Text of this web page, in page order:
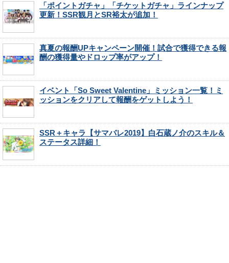
「ポイントガチャ」「チケットガチャ」ラインナップ
更新！SSR観月とSR裕太が追加！
真夏の報酬UPキャンペーン開催！試合で獲得できる報
酬の獲得量やドロップ率がアップ！
イベント「So Sweet Valentine」ミッション一覧！ミ
ッションをクリアして報酬をゲットしよう！
SSR＋キャラ【サマバレ2019】白石蔵ノ介のスキル＆
ステータス詳細！